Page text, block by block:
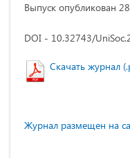
Выпуск опубликован
DOI - 10.32743/
Скачать журнал
Журнал размещен на